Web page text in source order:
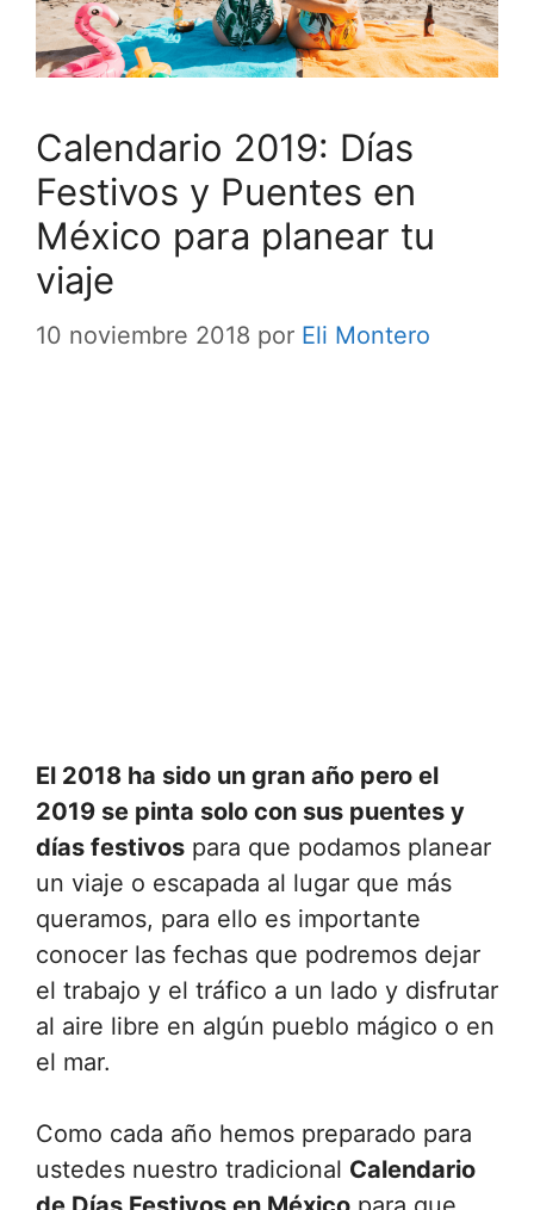
Calendario 2019: Días
Festivos y Puentes en
México para planear tu
viaje
10 noviembre 2018 por Eli Montero
El 2018 ha sido un gran año pero el
2019 se pinta solo con sus puentes y
días festivos para que podamos planear
un viaje o escapada al lugar que más
queramos, para ello es importante
conocer las fechas que podremos dejar
el trabajo y el tráfico a un lado y disfrutar
al aire libre en algún pueblo mágico o en
el mar.
Como cada año hemos preparado para
ustedes nuestro tradicional Calendario